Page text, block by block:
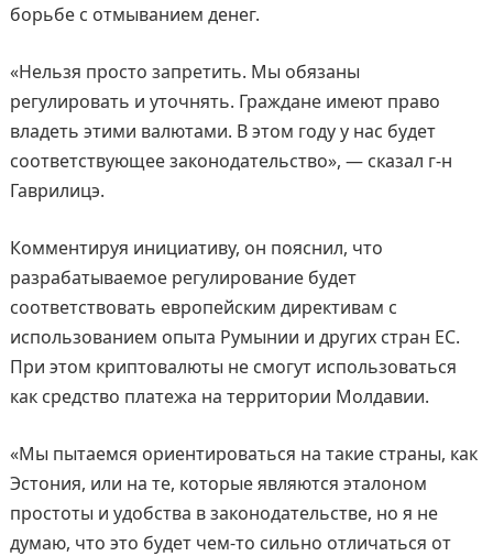
борьбе с отмыванием денег.
«Нельзя просто запретить. Мы обязаны
регулировать и уточнять. Граждане имеют право
владеть этими валютами. В этом году у нас будет
соответствующее законодательство», — сказал г-н
Гаврилицэ.
Комментируя инициативу, он пояснил, что
разрабатываемое регулирование будет
соответствовать европейским директивам с
использованием опыта Румынии и других стран ЕС.
При этом криптовалюты не смогут использоваться
как средство платежа на территории Молдавии.
«Мы пытаемся ориентироваться на такие страны, как
Эстония, или на те, которые являются эталоном
простоты и удобства в законодательстве, но я не
думаю, что это будет чем-то сильно отличаться от